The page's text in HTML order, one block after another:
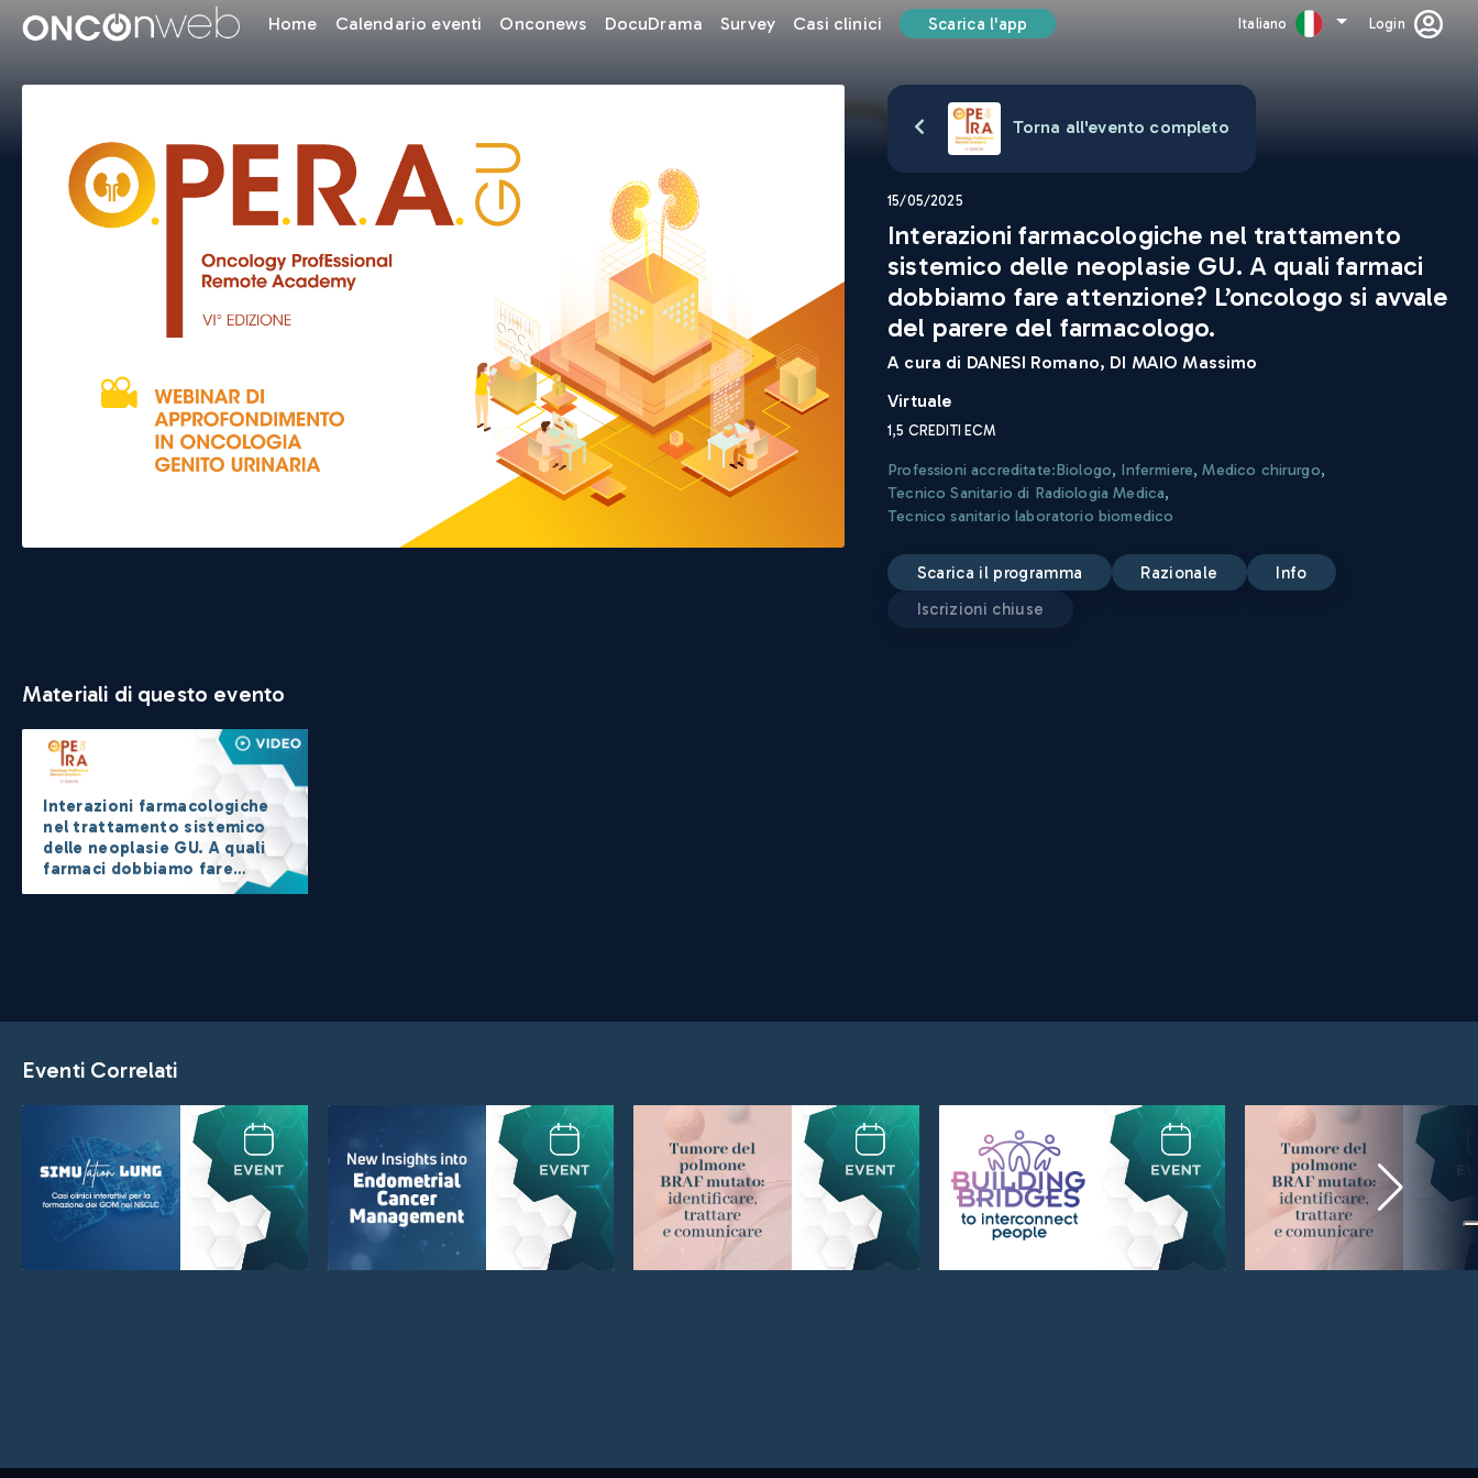
Home Calendario eventi Onconews DocuDrama Survey Casi clinici Scarica l'app Italiano Login
Torna all'evento completo
15/05/2025
Interazioni farmacologiche nel trattamento
sistemico delle neoplasie GU. A quali farmaci
dobbiamo fare attenzione? L’oncologo si avvale
del parere del farmacologo.
A cura di DANESI Romano, DI MAIO Massimo
Virtuale
1,5 CREDITI ECM
Professioni accreditate:Biologo, Infermiere,Medico chirurgo,
Tecnico Sanitario di Radiologia Medica,
Tecnico sanitario laboratorio biomedico
scarica il programma razionale
info
iscrizioni chiuse
Materiali di questo evento
Interazioni farmacologiche
nel trattamento sistemico
delle neoplasie GU. A quali
farmaci dobbiamo fare
attenzione? L’oncologo si
Eventi Correlati